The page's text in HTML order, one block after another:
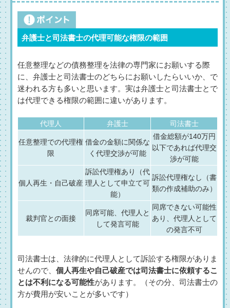
弁護士と司法書士の代理可能な権限の範囲
任意整理などの債務整理を法律の専門家にお願いする際
に、弁護士と司法書士のどちらにお願いしたらいいか、で
迷われる方も多いと思います。実は弁護士と司法書士とで
は代理できる権限の範囲に違いがあります。
代理人 弁護士 司法書士
任意整理での代理権
限
借金の金額に関係な
く代理交渉が可能
借金総額が140万円
以下であれば代理交
渉が可能
個人再生・自己破産
訴訟代理権あり（代
理人として申立て可
能）
訴訟代理権なし（書
類の作成補助のみ）
裁判官との面接
同席可能、代理人と
して発言可能
同席できない可能性
あり、代理人として
の発言不可
司法書士は、法律的に代理人として訴訟する権限がありま
せんので、 個人再生や自己破産では司法書士に依頼するこ
とは不利になる可能性があります。（その分、司法書士の
方が費用が安いことが多いです）